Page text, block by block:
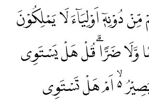
مِّنْ دُوْنِهٖٓ اَوْلِيَاۤءَ لَا يَمْلِكُوْنَ
وَّلَا ضَرًّاۗ قُلْ هَلْ يَسْتَوِى
ەۙ اَمْ هَلْ تَسْتَوِى